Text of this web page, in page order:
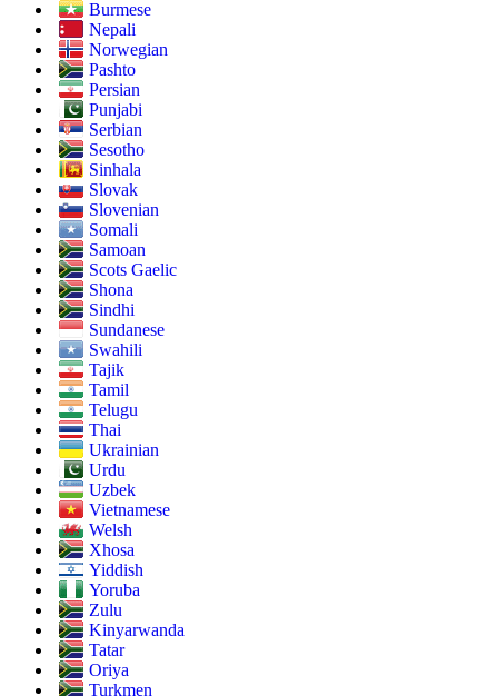
Burmese
Nepali
Norwegian
Pashto
Persian
Punjabi
Serbian
Sesotho
Sinhala
Slovak
Slovenian
Somali
Samoan
Scots Gaelic
Shona
Sindhi
Sundanese
Swahili
Tajik
Tamil
Telugu
Thai
Ukrainian
Urdu
Uzbek
Vietnamese
Welsh
Xhosa
Yiddish
Yoruba
Zulu
Kinyarwanda
Tatar
Oriya
Turkmen